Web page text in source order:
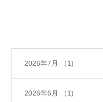
2026年7月 （1)
2026年6月 （1)